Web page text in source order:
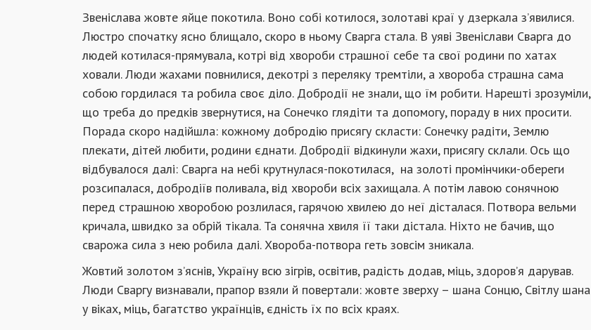
Звеніслава жовте яйце покотила. Воно собі котилося, золотаві краї у дзеркала з’явилися.
Люстро спочатку ясно блищало, скоро в ньому Сварга стала. В уяві Звеніслави Сварга до
людей котилася-прямувала, котрі від хвороби страшної себе та свої родини по хатах
ховали. Люди жахами повнилися, декотрі з переляку тремтіли, а хвороба страшна сама
собою гордилася та робила своє діло. Добродії не знали, що їм робити. Нарешті зрозуміли,
що треба до предків звернутися, на Сонечко глядіти та допомогу, пораду в них просити.
Порада скоро надійшла: кожному добродію присягу скласти: Сонечку радіти, Землю
плекати, дітей любити, родини єднати. Добродії відкинули жахи, присягу склали. Ось що
відбувалося далі: Сварга на небі крутнулася-покотилася, на золоті промінчики-обереги
розсипалася, добродіїв поливала, від хвороби всіх захищала. А потім лавою сонячною
перед страшною хворобою розлилася, гарячою хвилею до неї дісталася. Потвора вельми
кричала, швидко за обрій тікала. Та сонячна хвиля її таки дістала. Ніхто не бачив, що
сварожа сила з нею робила далі. Хвороба-потвора геть зовсім зникала.
Жовтий золотом з’яснів, Україну всю зігрів, освітив, радість додав, міць, здоров’я дарував.
Люди Сваргу визнавали, прапор взяли й повертали: жовте зверху – шана Сонцю, Світлу шана
у віках, міць, багатство українців, єдність їх по всіх краях.